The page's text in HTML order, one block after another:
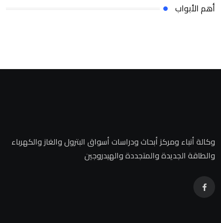
أهم الأبواب
وكالة أنباء ومركز أبحاث ودراسات أسواق البترول والغاز والكهرباء
والطاقة الجديدة والمتجددة والهيدروجين